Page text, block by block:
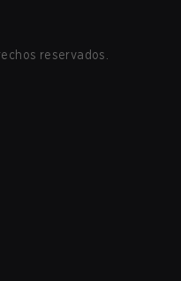
reservados.